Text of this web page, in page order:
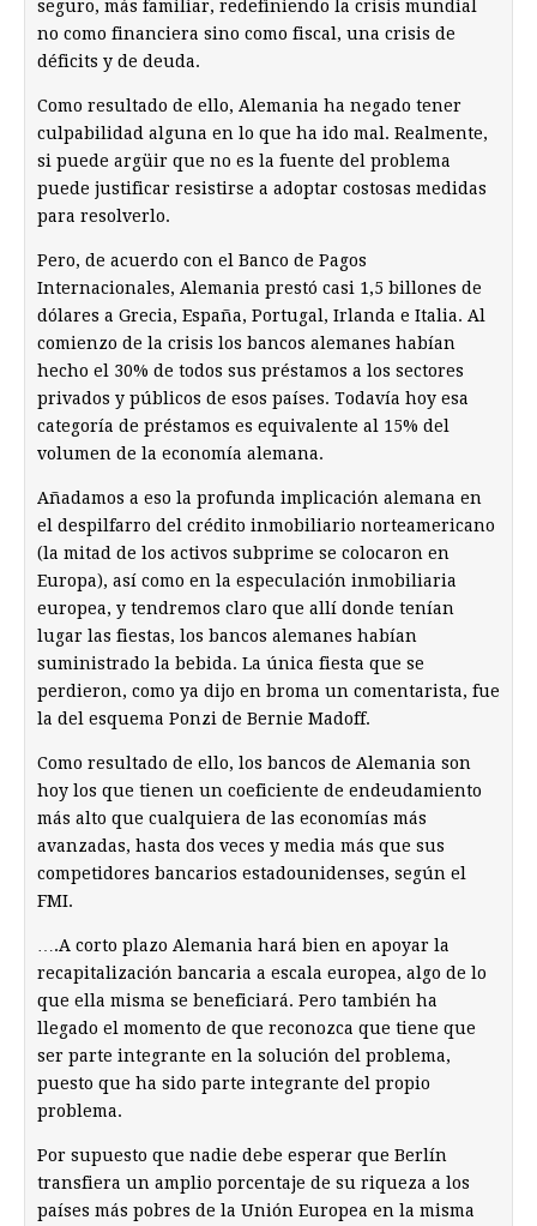
seguro, más familiar, redefiniendo la crisis mundial
no como financiera sino como fiscal, una crisis de
déficits y de deuda.
Como resultado de ello, Alemania ha negado tener
culpabilidad alguna en lo que ha ido mal. Realmente,
si puede argüir que no es la fuente del problema
puede justificar resistirse a adoptar costosas medidas
para resolverlo.
Pero, de acuerdo con el Banco de Pagos
Internacionales, Alemania prestó casi 1,5 billones de
dólares a Grecia, España, Portugal, Irlanda e Italia. Al
comienzo de la crisis los bancos alemanes habían
hecho el 30% de todos sus préstamos a los sectores
privados y públicos de esos países. Todavía hoy esa
categoría de préstamos es equivalente al 15% del
volumen de la economía alemana.
Añadamos a eso la profunda implicación alemana en
el despilfarro del crédito inmobiliario norteamericano
(la mitad de los activos subprime se colocaron en
Europa), así como en la especulación inmobiliaria
europea, y tendremos claro que allí donde tenían
lugar las fiestas, los bancos alemanes habían
suministrado la bebida. La única fiesta que se
perdieron, como ya dijo en broma un comentarista, fue
la del esquema Ponzi de Bernie Madoff.
Como resultado de ello, los bancos de Alemania son
hoy los que tienen un coeficiente de endeudamiento
más alto que cualquiera de las economías más
avanzadas, hasta dos veces y media más que sus
competidores bancarios estadounidenses, según el
FMI.
….A corto plazo Alemania hará bien en apoyar la
recapitalización bancaria a escala europea, algo de lo
que ella misma se beneficiará. Pero también ha
llegado el momento de que reconozca que tiene que
ser parte integrante en la solución del problema,
puesto que ha sido parte integrante del propio
problema.
Por supuesto que nadie debe esperar que Berlín
transfiera un amplio porcentaje de su riqueza a los
países más pobres de la Unión Europea en la misma